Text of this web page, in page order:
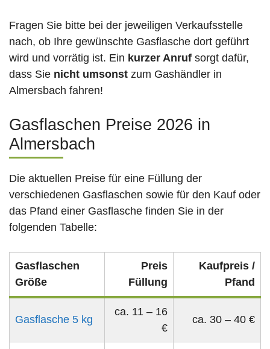
Fragen Sie bitte bei der jeweiligen Verkaufsstelle
nach, ob Ihre gewünschte Gasflasche dort geführt
wird und vorrätig ist. Ein kurzer Anruf sorgt dafür,
dass Sie nicht umsonst zum Gashändler in
Almersbach fahren!
Gasflaschen Preise 2026 in
Almersbach
Die aktuellen Preise für eine Füllung der
verschiedenen Gasflaschen sowie für den Kauf oder
das Pfand einer Gasflasche finden Sie in der
folgenden Tabelle:
Gasflaschen
Größe
Preis
Füllung
Kaufpreis /
Pfand
Gasflasche 5 kg
ca. 11 – 16
€
ca. 30 – 40 €